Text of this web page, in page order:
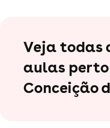
Veja todas
aulas perto
Conceição